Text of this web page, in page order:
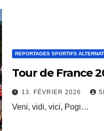
REPORTAGES SPORTIFS
Tour de France
13. FÉVRIER 2026
Veni, vidi, vici, Pogi…